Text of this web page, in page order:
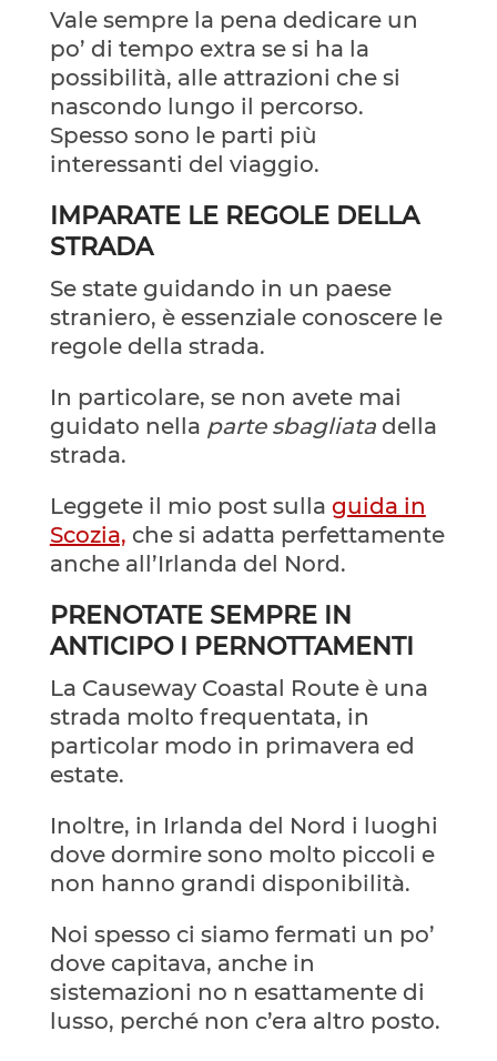
Vale sempre la pena dedicare un
po’ di tempo extra se si ha la
possibilità, alle attrazioni che si
nascondo lungo il percorso.
Spesso sono le parti più
interessanti del viaggio.
IMPARATE LE REGOLE DELLA
STRADA
Se state guidando in un paese
straniero, è essenziale conoscere le
regole della strada.
In particolare, se non avete mai
guidato nella parte sbagliatadella
strada.
Leggete il mio post sulla guida in
Scozia, che si adatta perfettamente
anche all’Irlanda del Nord.
PRENOTATE SEMPRE IN
ANTICIPO I PERNOTTAMENTI
La Causeway Coastal Route è una
strada molto frequentata, in
particolar modo in primavera ed
estate.
Inoltre, in Irlanda del Nord i luoghi
dove dormire sono molto piccoli e
non hanno grandi disponibilità.
Noi spesso ci siamo fermati un po’
dove capitava, anche in
sistemazioni no n esattamente di
lusso, perché non c’era altro posto.